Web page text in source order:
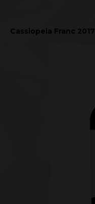
Cassiopeia Franc 2017